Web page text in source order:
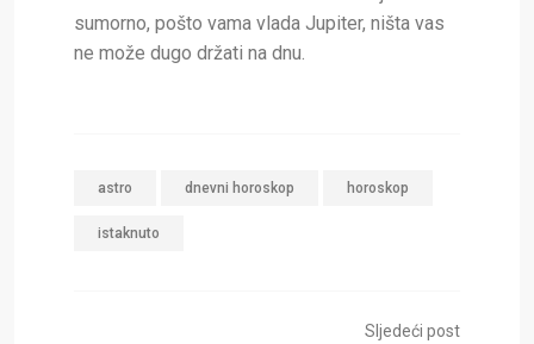
sumorno, pošto vama vlada Jupiter, ništa vas
ne može dugo držati na dnu.
astro dnevni horoskop horoskop
istaknuto
Sljedeći post